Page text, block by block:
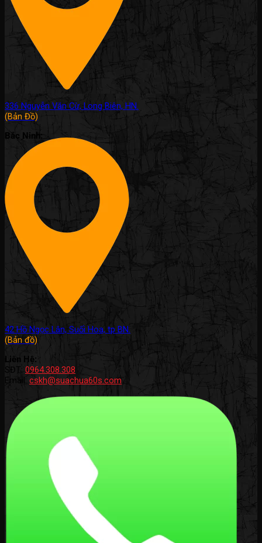
336 Nguyễn Văn Cừ, Long Biên, HN.
(Bản Đồ)
Bắc Ninh:
42 Hồ Ngọc Lân, Suối Hoa, tp BN.
(Bản đồ)
Liên Hệ:
SĐT: 0964.308.308
Email: cskh@suachua60s.com